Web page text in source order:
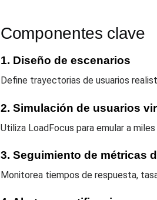
Componentes clave
1. Diseño de escenarios
Define trayectorias de usuarios
2. Simulación de usuarios
Utiliza LoadFocus para emular a
3. Seguimiento de métricas
Monitorea tiempos de respuesta,